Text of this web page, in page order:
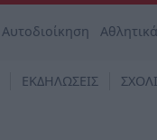
Αυτοδιοίκηση Αθλητικά
ΕΚΔΗΛΩΣΕΙΣ